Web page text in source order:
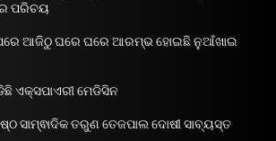
ପରିଚୟ
ଆଜିଠୁ ଘରେ ଘରେ ଆରମ୍ଭ ହୋଇଛି ନୁଆଁଖାଇ
ଏକ୍ସପାଏରୀ ମେଡିସିନ
ସାମ୍ଵାଦିକ ତରୁଣ ତେଜପାଲ ଦୋଷୀ ସାବ୍ୟସ୍ତ